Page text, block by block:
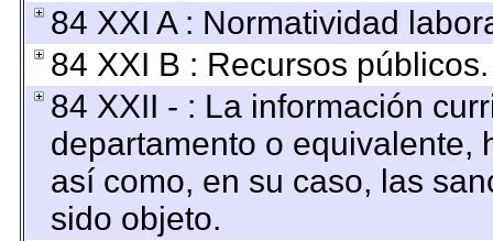
84 XXI A : Normatividad
84 XXI B : Recursos públicos.
84 XXII - : La información
departamento o equivalente,
así como, en su caso, las
sido objeto.